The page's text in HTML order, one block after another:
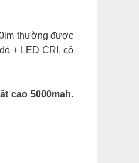
thường được
+ LED CRI, có
cao 5000mah.